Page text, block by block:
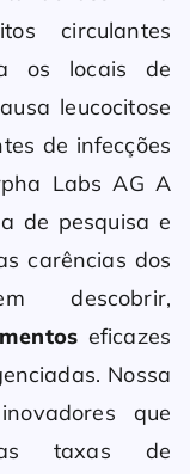
circulantes
os locais de
leucocitose
de infecções
Labs AG A
de pesquisa e
carências dos
descobrir,
eficazes
Nossa
que
taxas de